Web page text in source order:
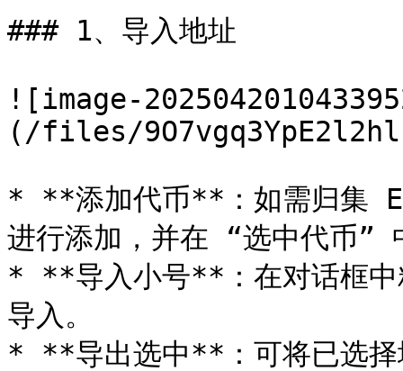
### 1、导入地址
![image-
(/files/
* **添加代币**：如需归集
进行添加，并在 “选中代币”
* **导入小号**：在对话框中
导入。
* **导出选中**：可将已选